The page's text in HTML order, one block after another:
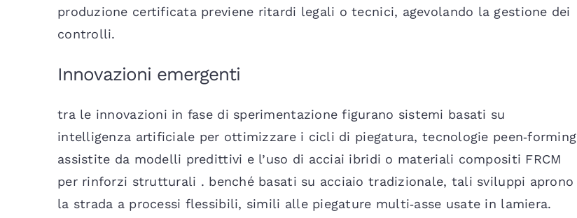
produzione certificata previene ritardi legali o tecnici, agevolando la gestione dei
controlli.
Innovazioni emergenti
tra le innovazioni in fase di sperimentazione figurano sistemi basati su
intelligenza artificiale per ottimizzare i cicli di piegatura, tecnologie peen‑forming
assistite da modelli predittivi e l’uso di acciai ibridi o materiali compositi FRCM
per rinforzi strutturali . benché basati su acciaio tradizionale, tali sviluppi aprono
la strada a processi flessibili, simili alle piegature multi‑asse usate in lamiera.